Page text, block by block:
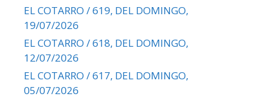
EL COTARRO / 619, DEL DOMINGO,
19/07/2026
EL COTARRO / 618, DEL DOMINGO,
12/07/2026
EL COTARRO / 617, DEL DOMINGO,
05/07/2026